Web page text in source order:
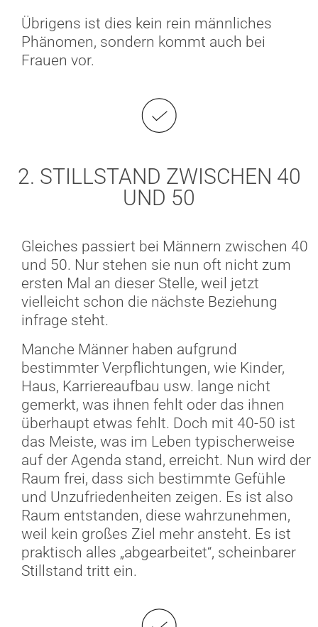
Übrigens ist dies kein rein männliches
Phänomen, sondern kommt auch bei
Frauen vor.
2. STILLSTAND ZWISCHEN 40
UND 50
Gleiches passiert bei Männern zwischen 40
und 50. Nur stehen sie nun oft nicht zum
ersten Mal an dieser Stelle, weil jetzt
vielleicht schon die nächste Beziehung
infrage steht.
Manche Männer haben aufgrund
bestimmter Verpflichtungen, wie Kinder,
Haus, Karriereaufbau usw. lange nicht
gemerkt, was ihnen fehlt oder das ihnen
überhaupt etwas fehlt. Doch mit 40-50 ist
das Meiste, was im Leben typischerweise
auf der Agenda stand, erreicht. Nun wird der
Raum frei, dass sich bestimmte Gefühle
und Unzufriedenheiten zeigen. Es ist also
Raum entstanden, diese wahrzunehmen,
weil kein großes Ziel mehr ansteht. Es ist
praktisch alles „abgearbeitet“, scheinbarer
Stillstand tritt ein.